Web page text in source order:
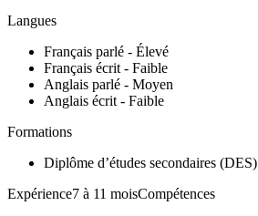
Langues
Français parlé - Élevé
Français écrit - Faible
Anglais parlé - Moyen
Anglais écrit - Faible
Formations
Diplôme d’études secondaires (DES)
Expérience7 à 11 moisCompétences